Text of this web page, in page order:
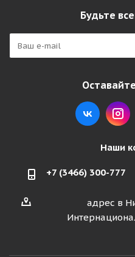
Будьте
Наши
+7 (3466) 300-777
адрес в